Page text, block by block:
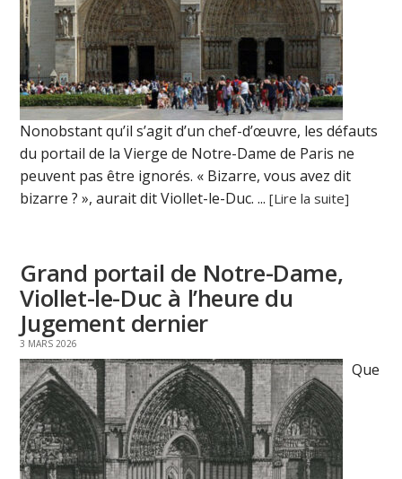
Nonobstant qu’il s’agit d’un chef-d’œuvre, les défauts
du portail de la Vierge de Notre-Dame de Paris ne
peuvent pas être ignorés. « Bizarre, vous avez dit
bizarre ? », aurait dit Viollet-le-Duc. ...[Lire la suite]
Grand portail de Notre-Dame,
Viollet-le-Duc à l’heure du
Jugement dernier
3 MARS 2026
Que